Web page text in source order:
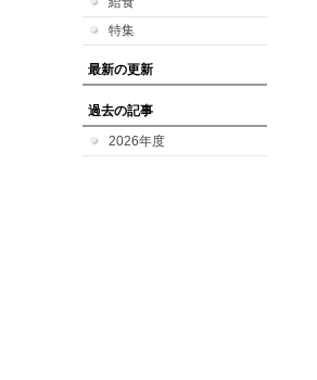
特集
最新の更新
過去の記事
2026年度